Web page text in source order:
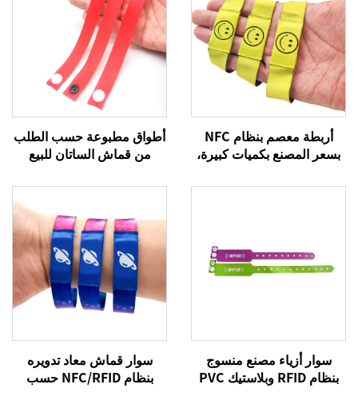
أربطة معصم بنظام NFC
بسعر المصنع بكميات كبيرة،
أربطة معصم بنظام NFC تردد
أطواق مطبوعة حسب الطلب
من قماش الساتان للبيع
المنسوج برباط الساتان
سوار أزياء مصنع منسوج
بنظام RFID وبلاستيك PVC
سوار قماش معاد تدويره
بنظام NFC/RFID حسب